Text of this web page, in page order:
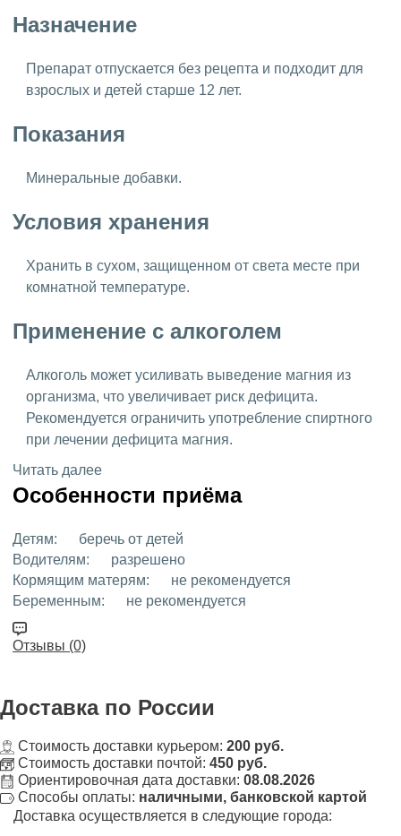
Назначение
Препарат отпускается без рецепта и подходит для
взрослых и детей старше 12 лет.
Показания
Минеральные добавки.
Условия хранения
Хранить в сухом, защищенном от света месте при
комнатной температуре.
Применение с алкоголем
Алкоголь может усиливать выведение магния из
организма, что увеличивает риск дефицита.
Рекомендуется ограничить употребление спиртного
при лечении дефицита магния.
Читать далее
Особенности приёма
Детям:
беречь от детей
Водителям:
разрешено
Кормящим матерям:
не рекомендуется
Беременным:
не рекомендуется
Отзывы (0)
Доставка по России
Стоимость доставки курьером: 200 руб.
Стоимость доставки почтой: 450 руб.
Ориентировочная дата доставки: 08.08.2026
Способы оплаты: наличными, банковской картой
Доставка осуществляется в следующие города: